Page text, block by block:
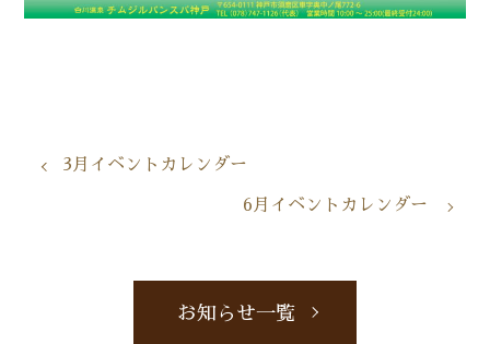
3月イベントカレンダー
6月イベントカレンダー
お知らせ一覧